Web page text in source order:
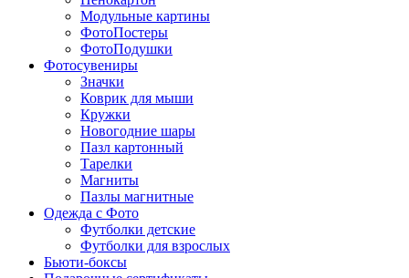
Модульные картины
ФотоПостеры
ФотоПодушки
Фотоcувениры
Значки
Коврик для мыши
Кружки
Новогодние шары
Пазл картонный
Тарелки
Магниты
Пазлы магнитные
Одежда с Фото
Футболки детские
Футболки для взрослых
Бьюти-боксы